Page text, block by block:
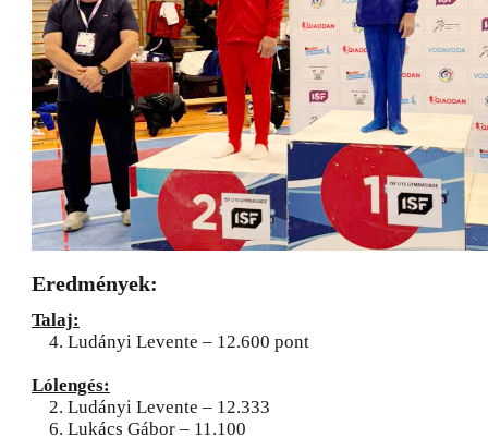
Eredmények:
Talaj:
4. Ludányi Levente – 12.600 pont
Lólengés:
2. Ludányi Levente – 12.333
6. Lukács Gábor – 11.100